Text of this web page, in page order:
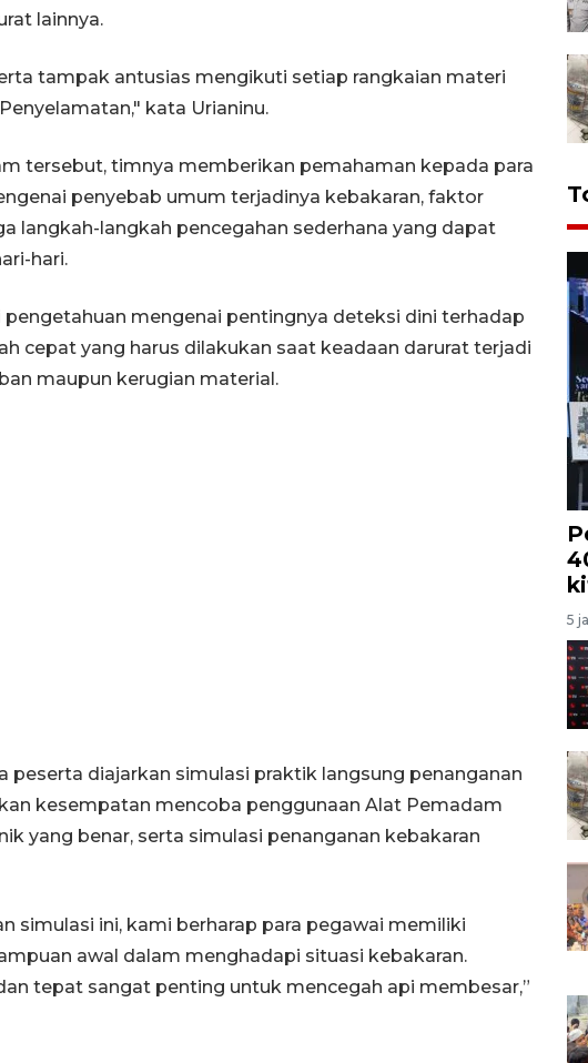
lainnya.
tampak antusias mengikuti setiap rangkaian materi
kata Urianinu.
tersebut, timnya memberikan pemahaman kepada para
penyebab umum terjadinya kebakaran, faktor
langkah-langkah pencegahan sederhana yang dapat
hari.
pengetahuan mengenai pentingnya deteksi dini terhadap
cepat yang harus dilakukan saat keadaan darurat terjadi
maupun kerugian material.
peserta diajarkan simulasi praktik langsung penanganan
kesempatan mencoba penggunaan Alat Pemadam
yang benar, serta simulasi penanganan kebakaran
simulasi ini, kami berharap para pegawai memiliki
awal dalam menghadapi situasi kebakaran.
tepat sangat penting untuk mencegah api membesar,”
5